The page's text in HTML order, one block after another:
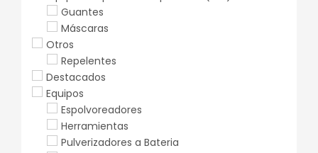
Guantes
Máscaras
Otros
Repelentes
Destacados
Equipos
Espolvoreadores
Herramientas
Pulverizadores a Bateria